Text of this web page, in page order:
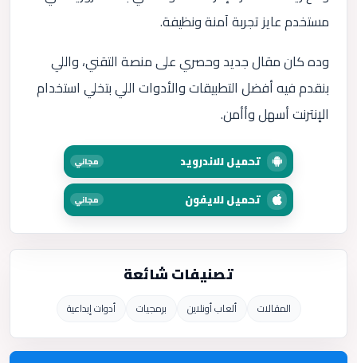
تصنيفات شائعة
المقالات ألعاب أونلاين برمجيات أدوات إبداعية
مستخدم عايز تجربة آمنة ونظيفة.
وده كان مقال جديد وحصري على منصة التقني، واللي
بنقدم فيه أفضل التطبيقات والأدوات اللي بتخلي استخدام
الإنترنت أسهل وأأمن.
تحميل للاندرويد مجاني
تحميل للايفون مجاني